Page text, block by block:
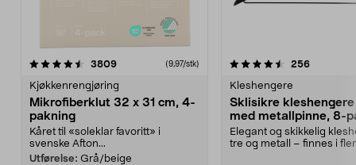
3809anmeldelser(9,97/stk)
Kjøkkenrengjøring
Mikrofiberklut 32 x 31 cm, 4-
pakning
Kåret til «soleklar favoritt» i
svenske Afton...
Utførelse: Grå/beige
4.5av 5 stjerner 256
Kleshengere
Sklisikre
med metallpinne, 8-
Elegant og skikkelig
tre og metall – finnes i
4.5av 5 stjerner